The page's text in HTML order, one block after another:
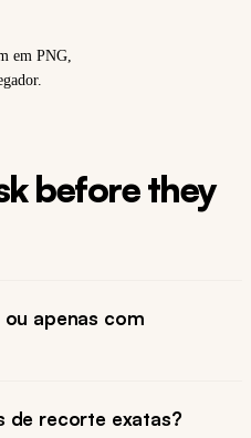
em PNG,
before they
apenas com
de recorte exatas?